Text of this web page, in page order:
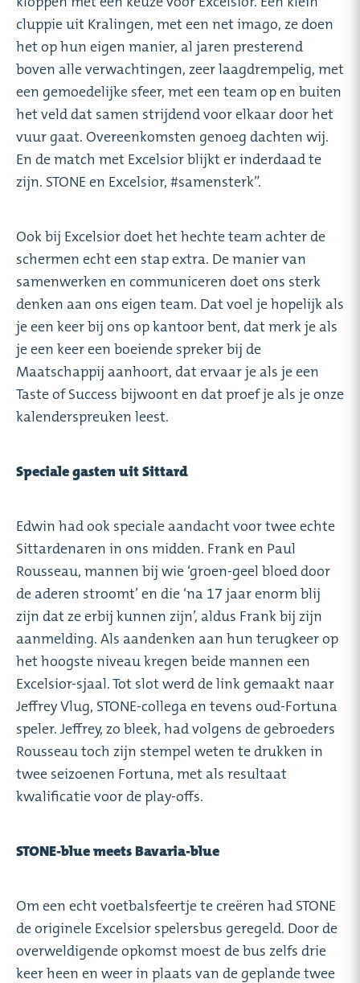
cluppie uit Kralingen, met een net imago, ze doen
het op hun eigen manier, al jaren presterend
boven alle verwachtingen, zeer laagdrempelig, met
een gemoedelijke sfeer, met een team op en buiten
het veld dat samen strijdend voor elkaar door het
vuur gaat. Overeenkomsten genoeg dachten wij.
En de match met Excelsior blijkt er inderdaad te
zijn. STONE en Excelsior, #samensterk”.
Ook bij Excelsior doet het hechte team achter de
schermen echt een stap extra. De manier van
samenwerken en communiceren doet ons sterk
denken aan ons eigen team. Dat voel je hopelijk als
je een keer bij ons op kantoor bent, dat merk je als
je een keer een boeiende spreker bij de
Maatschappij aanhoort, dat ervaar je als je een
Taste of Success bijwoont en dat proef je als je onze
kalenderspreuken leest.
Speciale gasten uit Sittard
Edwin had ook speciale aandacht voor twee echte
Sittardenaren in ons midden. Frank en Paul
Rousseau, mannen bij wie ‘groen-geel bloed door
de aderen stroomt’ en die ‘na 17 jaar enorm blij
zijn dat ze erbij kunnen zijn’, aldus Frank bij zijn
aanmelding. Als aandenken aan hun terugkeer op
het hoogste niveau kregen beide mannen een
Excelsior-sjaal. Tot slot werd de link gemaakt naar
Jeffrey Vlug, STONE-collega en tevens oud-Fortuna
speler. Jeffrey, zo bleek, had volgens de gebroeders
Rousseau toch zijn stempel weten te drukken in
twee seizoenen Fortuna, met als resultaat
kwalificatie voor de play-offs.
STONE-blue meets Bavaria-blue
Om een echt voetbalsfeertje te creëren had STONE
de originele Excelsior spelersbus geregeld. Door de
overweldigende opkomst moest de bus zelfs drie
keer heen en weer in plaats van de geplande twee